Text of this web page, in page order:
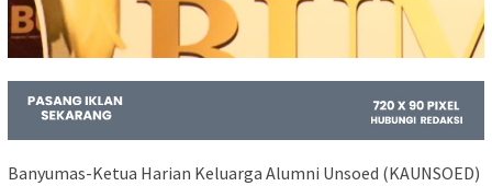
Banyumas-Ketua Harian Keluarga Alumni Unsoed (KAUNSOED)